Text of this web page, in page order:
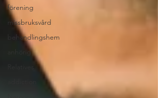
förening
missbruksvård
behandlingshem
anhörig